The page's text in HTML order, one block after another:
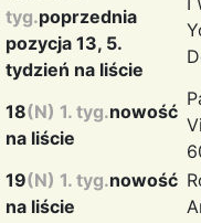
tyg.poprzednia
pozycja 13, 5.
tydzień na liście
18(N) 1. tyg.nowość
na liście
19(N) 1. tyg.nowość
na liście